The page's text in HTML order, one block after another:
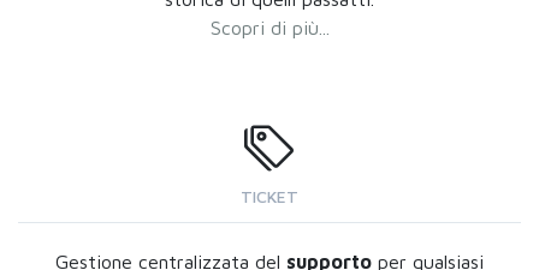
Scopri di più...
TICKET
Gestione centralizzata del supporto per qualsiasi